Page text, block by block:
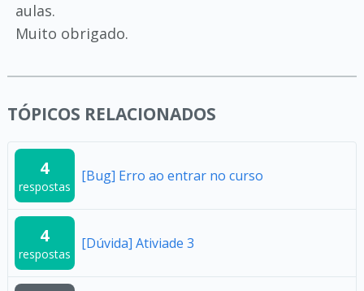
aulas.
Muito obrigado.
TÓPICOS RELACIONADOS
4
respostas
[Bug] Erro ao entrar no curso
4
respostas
[Dúvida] Ativiade 3